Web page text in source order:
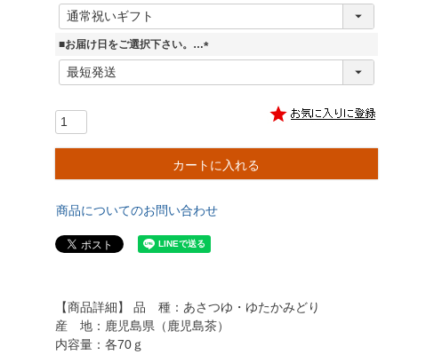
(
必
須
■お届け日をご選択下さい。…
(
カートに入れる
商品についてのお問い合わせ
【商品詳細】 品 種：あさつゆ・ゆたかみどり
産 地：鹿児島県（鹿児島茶）
内容量：各70ｇ